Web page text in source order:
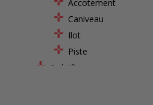
Accotement
Caniveau
Ilot
Piste
Spécifiques